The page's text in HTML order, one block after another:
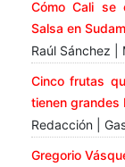
Cómo Cali se
Salsa en
Raúl Sánchez |
Cinco frutas
tienen grandes
Redacción |
Gregorio